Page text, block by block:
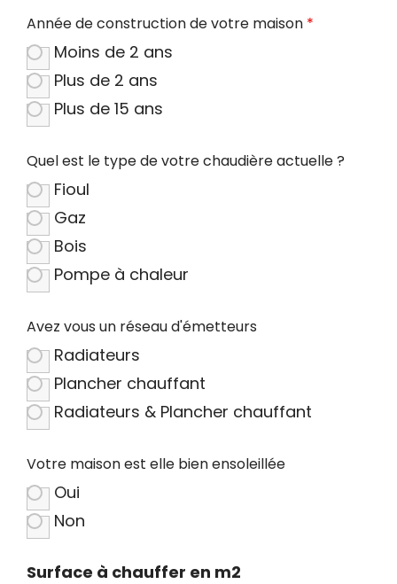
Année de construction de votre maison *
Moins de 2 ans
Plus de 2 ans
Plus de 15 ans
Quel est le type de votre chaudière actuelle ?
Fioul
Gaz
Bois
Pompe à chaleur
Avez vous un réseau d'émetteurs
Radiateurs
Plancher chauffant
Radiateurs & Plancher chauffant
Votre maison est elle bien ensoleillée
Oui
Non
Surface à chauffer en m2